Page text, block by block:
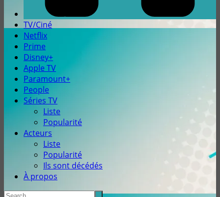
TV/Ciné
Netflix
Prime
Disney+
Apple TV
Paramount+
People
Séries TV
Liste
Popularité
Acteurs
Liste
Popularité
Ils sont décédés
À propos